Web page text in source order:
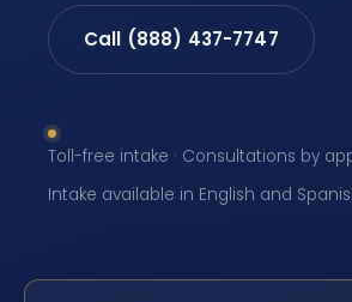
Call (888) 437-7747
Toll-free intake · Consultations by
Intake available in English and